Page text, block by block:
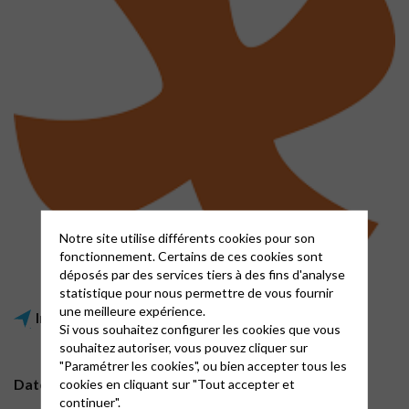
Informations pratiques
Dates
Notre site utilise différents cookies pour son
fonctionnement. Certains de ces cookies sont
déposés par des services tiers à des fins d'analyse
statistique pour nous permettre de vous fournir
une meilleure expérience.
Si vous souhaitez configurer les cookies que vous
souhaitez autoriser, vous pouvez cliquer sur
"Paramétrer les cookies", ou bien accepter tous les
cookies en cliquant sur "Tout accepter et
continuer".